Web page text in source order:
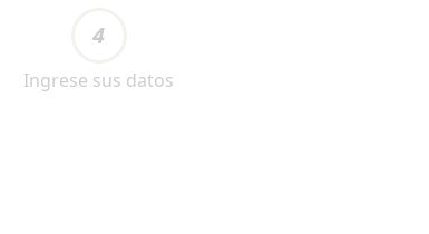
4
Ingrese sus datos